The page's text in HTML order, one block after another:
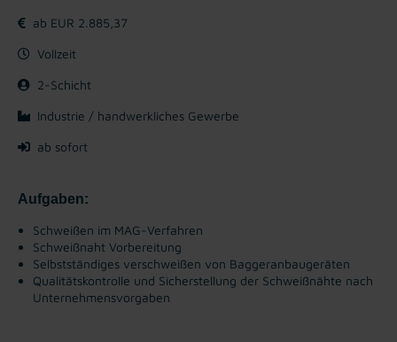
ab EUR 2.885,37
Vollzeit
2-Schicht
Industrie / handwerkliches Gewerbe
ab sofort
Aufgaben:
Schweißen im MAG-Verfahren
Schweißnaht Vorbereitung
Selbstständiges verschweißen von Baggeranbaugeräten
Qualitätskontrolle und Sicherstellung der Schweißnähte nach
Unternehmensvorgaben